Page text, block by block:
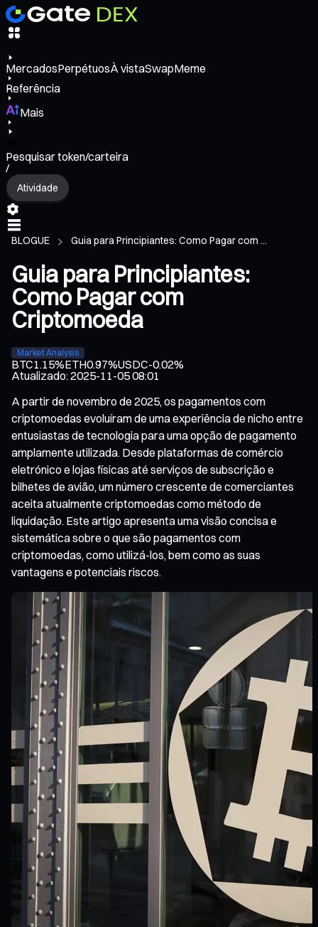
MercadosPerpétuosÀ vistaSwapMeme
Referência
Mais
Pesquisar token/carteira
/
Atividade
BLOGUE Guia para Principiantes: Como Pagar com ...
Guia para Principiantes:
Como Pagar com
Criptomoeda
Market Analysis
BTC1.15%ETH0.97%USDC-0.02%
Atualizado:2025-11-05 08:01
A partir de novembro de 2025, os pagamentos com
criptomoedas evoluíram de uma experiência de nicho entre
entusiastas de tecnologia para uma opção de pagamento
amplamente utilizada. Desde plataformas de comércio
eletrónico e lojas físicas até serviços de subscrição e
bilhetes de avião, um número crescente de comerciantes
aceita atualmente criptomoedas como método de
liquidação. Este artigo apresenta uma visão concisa e
sistemática sobre o que são pagamentos com
criptomoedas, como utilizá-los, bem como as suas
vantagens e potenciais riscos.